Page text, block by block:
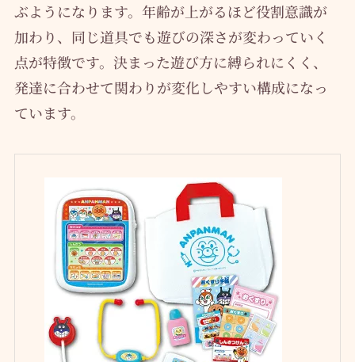
ぶようになります。年齢が上がるほど役割意識が
加わり、同じ道具でも遊びの深さが変わっていく
点が特徴です。決まった遊び方に縛られにくく、
発達に合わせて関わりが変化しやすい構成になっ
ています。